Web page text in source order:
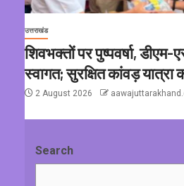
उत्तराखंड
शिवभक्तों पर पुष्पवर्षा,
स्वागत; सुरक्षित कांवड़ यात्रा
2 August 2026
Search